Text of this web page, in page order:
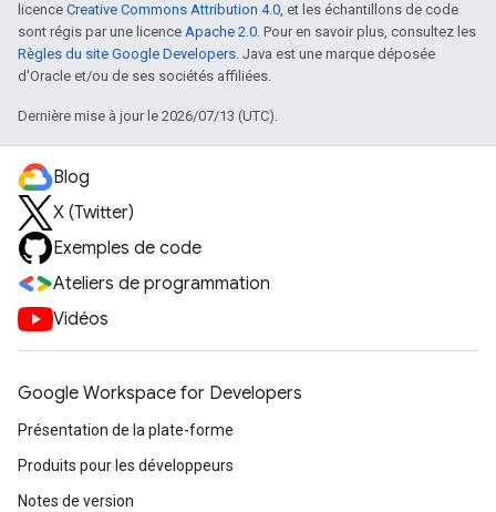
licence Creative Commons Attribution 4.0, et les échantillons de code
sont régis par une licence Apache 2.0. Pour en savoir plus, consultez les
Règles du site Google Developers. Java est une marque déposée
d'Oracle et/ou de ses sociétés affiliées.
Dernière mise à jour le 2026/07/13 (UTC).
Blog
X (Twitter)
Exemples de code
Ateliers de programmation
Vidéos
Google Workspace for Developers
Présentation de la plate-forme
Produits pour les développeurs
Notes de version